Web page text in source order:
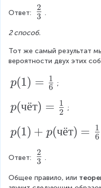
a
{
1
}
{
}
c
o
t
Ответ:
\
r
a
c
{
}
3
}
3
2 .
2 способ.
Тот же самый результат
вероятности двух этих
p
1
=
\f
a
p(1) = 6
1 ;
p
ч
т)
=
p(чёт) = 2
1 ;
p
1
)
p(1) + p(чёт) = 6
1
Ответ:
\
r
3
2 .
Общее правило, или